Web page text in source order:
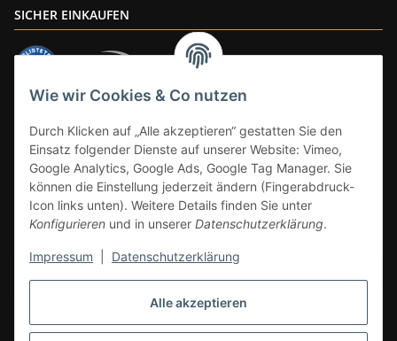
Alle akzeptieren
Wie wir Cookies & Co nutzen
Durch Klicken auf „Alle akzeptieren“ gestatten Sie den
Einsatz folgender Dienste auf unserer Website: Vimeo,
Google Analytics, Google Ads, Google Tag Manager. Sie
können die Einstellung jederzeit ändern (Fingerabdruck-
Icon links unten). Weitere Details finden Sie unter
Konfigurieren und in unserer Datenschutzerklärung.
Impressum Datenschutzerklärung
SICHER EINKAUFEN
* Alle Preise inkl. gesetzlicher Mwst., zzgl.Versand
DE, gilt nicht für Großgeräte per Spedition). Artikel mit 0% MwSt. (gem. §